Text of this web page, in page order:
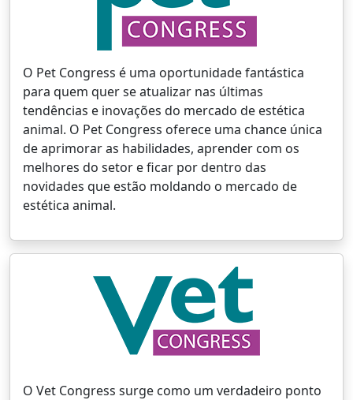
O Pet Congress é uma oportunidade fantástica
para quem quer se atualizar nas últimas
tendências e inovações do mercado de estética
animal. O Pet Congress oferece uma chance única
de aprimorar as habilidades, aprender com os
melhores do setor e ficar por dentro das
novidades que estão moldando o mercado de
estética animal.
O Vet Congress surge como um verdadeiro ponto